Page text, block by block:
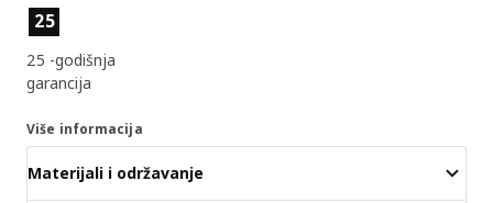
Značajke proizvoda
25
25 -godišnja
garancija
Više informacija
Materijali i održavanje